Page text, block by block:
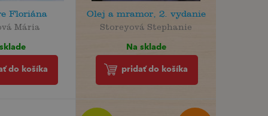
Floriána
Mária
do košíka
Olej a mramor, 2. vydanie
Storeyová Stephanie
Na sklade
pridať do košíka